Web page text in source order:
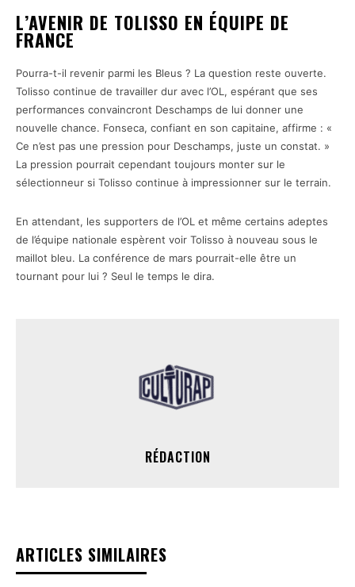
L’AVENIR DE TOLISSO EN ÉQUIPE DE
FRANCE
Pourra-t-il revenir parmi les Bleus ? La question reste ouverte.
Tolisso continue de travailler dur avec l’OL, espérant que ses
performances convaincront Deschamps de lui donner une
nouvelle chance. Fonseca, confiant en son capitaine, affirme : «
Ce n’est pas une pression pour Deschamps, juste un constat. »
La pression pourrait cependant toujours monter sur le
sélectionneur si Tolisso continue à impressionner sur le terrain.
En attendant, les supporters de l’OL et même certains adeptes
de l’équipe nationale espèrent voir Tolisso à nouveau sous le
maillot bleu. La conférence de mars pourrait-elle être un
tournant pour lui ? Seul le temps le dira.
RÉDACTION
ARTICLES SIMILAIRES